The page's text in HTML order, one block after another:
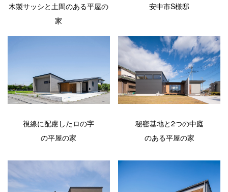
木製サッシと土間のある平屋の
家
安中市S様邸
視線に配慮したロの字
の平屋の家
秘密基地と2つの中庭
のある平屋の家